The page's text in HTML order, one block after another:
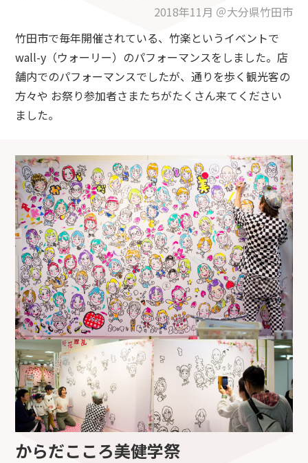
2018年11月 ＠大分県竹田市
竹田市で毎年開催されている、竹楽というイベントで
wall-y（ウォーリー）のパフォーマンスをしました。店
舗内でのパフォーマンスでしたが、通りを歩く観光客の
方々や お祭り参加者さまたちがたくさん来てください
ました。
からだこころ美健学祭